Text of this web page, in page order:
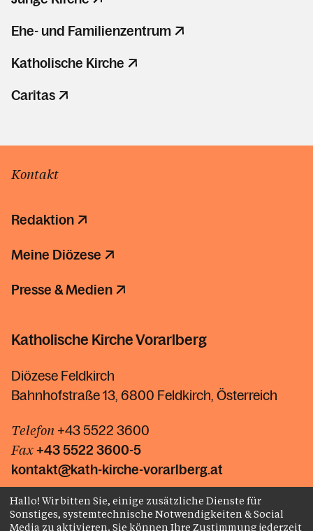
Ehe- und Familienzentrum
Katholische Kirche
Caritas
Kontakt
Redaktion
Meine Diözese
Presse & Medien
Katholische Kirche Vorarlberg
Diözese Feldkirch
Bahnhofstraße 13, 6800 Feldkirch, Österreich
Telefon +43 5522 3600
Fax+43 5522 3600-5
kontakt@kath-kirche-vorarlberg.at
Kontakt
Hallo! Wir bitten Sie, einige zusätzliche Dienste für
Sonstiges, systemtechnische Notwendigkeiten & Social
Media zu aktivieren. Sie können Ihre Zustimmung jederzeit